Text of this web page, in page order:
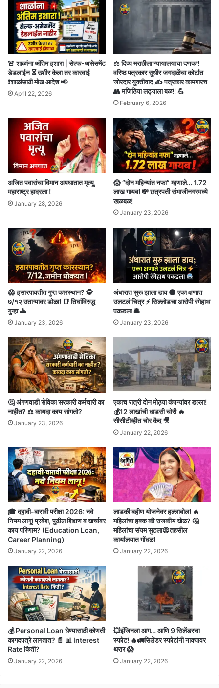
🚨 शाळांना अंतिम इशारा | सेल्फ-असेसमेंट
डेडलाईन ⏳ उशीर केला तर कारवाई
❗शाळांसाठी मोठा आदेश 📢
April 22, 2026
⚖️ दिव्य मराठीला न्यायालयाचा दणका!
वरिष्ठ पत्रकार सुधीर जगदाळेंचा कोर्टात
जोरदार युक्तीवाद ✍️ पत्रकार कामगारच
👥 मजिठिया लढ्याला बळ!! 💪
February 6, 2026
अजित पवारांचा विमान अपघातात मृत्यू,
महाराष्ट्र हादरला !
January 28, 2026
😱 “दोन महिन्यांत नफा” म्हणाले… 1.72
लाख गायब! 💸 छत्रपती संभाजीनगरमध्ये
खळबळ!
January 23, 2026
😱 इसारपावतीत गुप्त कारस्थान? 🕵️
७/१२ उताऱ्यावर डोळा! 📑 तिघांविरुद्ध
गुन्हा 🚓
January 23, 2026
अंधारात सुरू झाला डाव 🌑 एका क्षणात
उलटलं चित्र ⚡ सिल्लोडचा आरोपी रंगेहाथ
पकडला 🚔
January 23, 2026
🤔 अंगणवाडी सेविका सरकारी कर्मचारी का
नाहीत? ⚖️ कायदा काय सांगतो?
January 23, 2026
एकाच रात्री दोन मोठ्या कंपन्यांवर डल्ला!
💰12 लाखांची धाडसी चोरी 🔥
सीसीटीव्हीत चोर कैद 🎥
January 22, 2026
🎓 दहावी-बारावी परीक्षा 2026: नवे
नियम लागू! प्रवेश, पुढील शिक्षण व खर्चावर
काय परिणाम? (Education Loan,
Career Planning)
January 22, 2026
लाडकी बहीण योजनेवर हल्लाबोल! 🔥
महिलांचा हक्क की राजकीय खेळ? 🤔
महिलांचा संयम सुटला😡तहसील
कार्यालयात गोंधळ!
January 22, 2026
💰 Personal Loan घेण्यासाठी कोणती
कागदपत्रे लागतात? 📄 📊 Interest
Rate किती?
January 22, 2026
💥इंजिनला आग… आणि 9 सिलेंडरचा
स्फोट! 🔥🚛सिलेंडर स्फोटांनी नाक्यावर
थरार 😱
January 22, 2026